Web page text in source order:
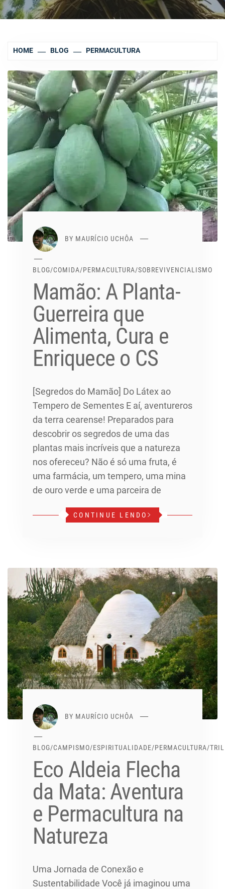
HOME BLOG PERMACULTURA
BY MAURÍCIO UCHÔA
BLOG/COMIDA/PERMACULTURA/SOBREVIVENCIALISMO
Mamão: A Planta-
Guerreira que
Alimenta, Cura e
Enriquece o CS
[Segredos do Mamão] Do Látex ao
Tempero de Sementes E aí, aventureros
da terra cearense! Preparados para
descobrir os segredos de uma das
plantas mais incríveis que a natureza
nos ofereceu? Não é só uma fruta, é
uma farmácia, um tempero, uma mina
de ouro verde e uma parceira de
CONTINUE LENDO
BY MAURÍCIO UCHÔA
BLOG/CAMPISMO/ESPIRITUALIDADE/PERMACULTURA/
Eco Aldeia Flecha
da Mata: Aventura
e Permacultura na
Natureza
Uma Jornada de Conexão e
Sustentabilidade Você já imaginou uma